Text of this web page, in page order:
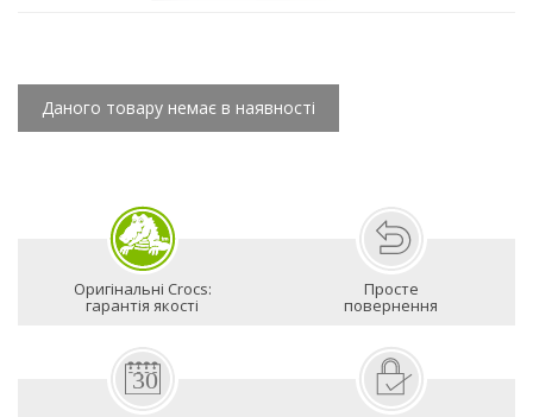
Даного товару немає в наявності
Оригінальні Crocs:
гарантія якості
Просте
повернення